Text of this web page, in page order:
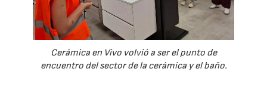
Cerámica en Vivo volvió a ser el punto de
encuentro del sector de la cerámica y el baño.